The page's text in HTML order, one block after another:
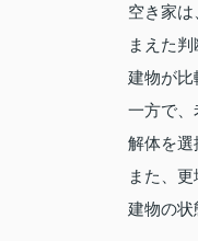
空き家
まえた判
建物が比
一方で、
解体を選
また、
建物の状